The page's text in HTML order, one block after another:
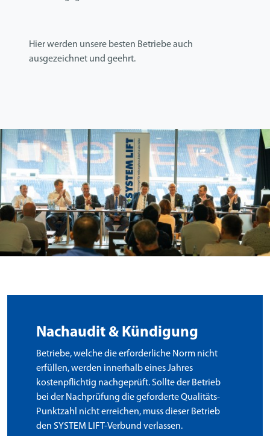
Hier werden unsere besten Betriebe auch
ausgezeichnet und geehrt.
Nachaudit & Kündigung
Betriebe, welche die erforderliche Norm nicht
erfüllen, werden innerhalb eines Jahres
kostenpflichtig nachgeprüft. Sollte der Betrieb
bei der Nachprüfung die geforderte Qualitäts-
Punktzahl nicht erreichen, muss dieser Betrieb
den SYSTEM LIFT-Verbund verlassen.